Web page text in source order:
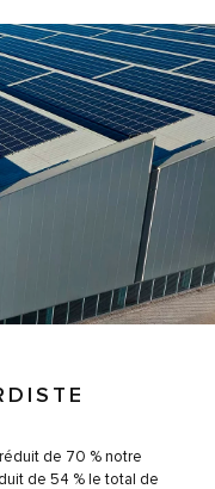
de 70 % notre
de 54 % le total de